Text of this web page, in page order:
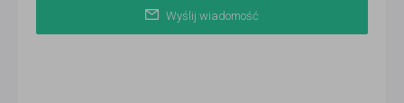
Wyślij wiadomość